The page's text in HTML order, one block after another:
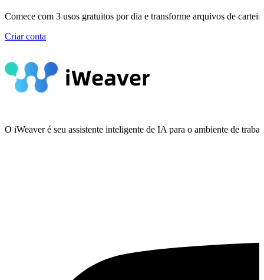
Comece com 3 usos gratuitos por dia e transforme arquivos de
Criar conta
O iWeaver é seu assistente inteligente de IA para o ambiente de